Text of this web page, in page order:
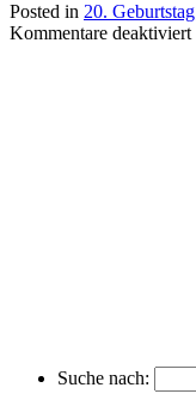
Posted in 20.
Kommentare deaktiviert
Suche nach: